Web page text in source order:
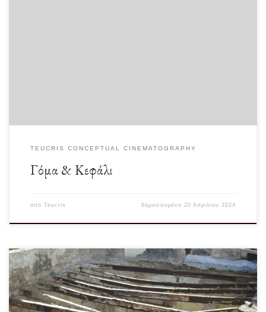
TEUCRIS CONCEPTUAL CINEMATOGRAPHY
Γόμα & Κεφάλι
από Teucris δημοσιευμένο 20 Απριλίου 2024